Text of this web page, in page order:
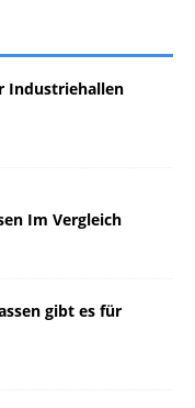
Industriehallen
Im Vergleich
gibt es für